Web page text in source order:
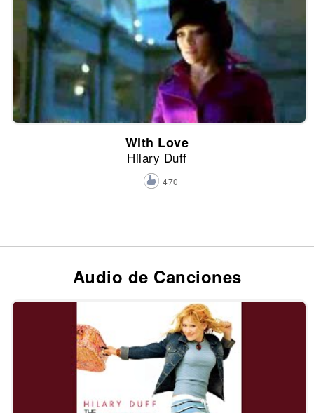
With Love
Hilary Duff
470
Audio de Canciones